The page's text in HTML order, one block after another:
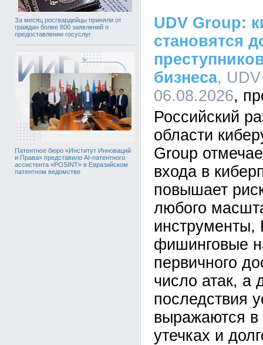
За месяц росгвардейцы приняли от
граждан более 800 заявлений о
предоставлении госуслуг
Патентное бюро «Институт Инноваций
и Права» представило AI-патентного
ассистента «POSINT» в Евразийском
патентном ведомстве
UDV Group:
становятся
бизнеса,
06.08.2026
Российский
области
Group
входа в
повышает
любого
фишинговые
первичного
число атак, а
последствия
выражаются в
утечках и